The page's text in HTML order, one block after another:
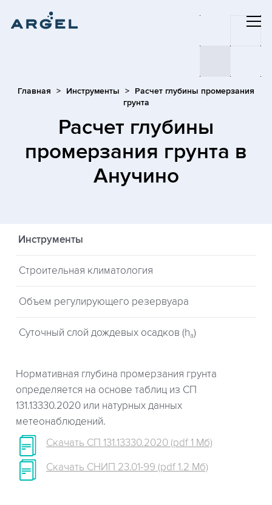
Главная Инструменты
Расчет глубины промерзания
грунта
Расчет глубины
промерзания грунта в
Анучино
Инструменты
Строительная климатология
Объем регулирующего резервуара
Суточный слой дождевых осадков (ha)
Нормативная глубина промерзания грунта
определяется на основе таблиц из СП
131.13330.2020 или натурных данных
метеонаблюдений.
Скачать СП 131.13330.2020 (pdf 1 Мб)
Скачать СНИП 23.01-99 (pdf 1.2 Мб)